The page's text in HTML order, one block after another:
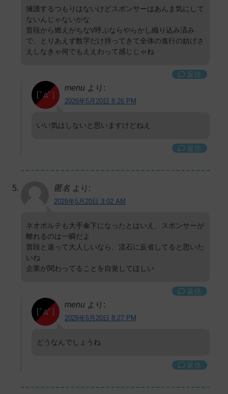
擁護するつもりはないけどスポンサーはあんま気にして
ないんじゃないかな
普段から燃えがちなV呼ぶならやらかし織り込み済み
で、とりあえず数字だけ持ってきて全体の進行の妨げさ
えしなきゃ何でもええわって感じじゃね
返信
menu より:
2026年5月20日 8:26 PM
いい気はしないと思いますけどねえ
返信
匿名 より:
2026年5月20日 3:02 AM
ネオポルテも大手傘下になったとはいえ、スポンサーが
離れるのは一瞬だよ
普段と違って大人しいなら、流石に反省してると思いた
いね
企業が関わってることを自覚してほしい
返信
menu より:
2026年5月20日 8:27 PM
どうなんでしょうね
返信